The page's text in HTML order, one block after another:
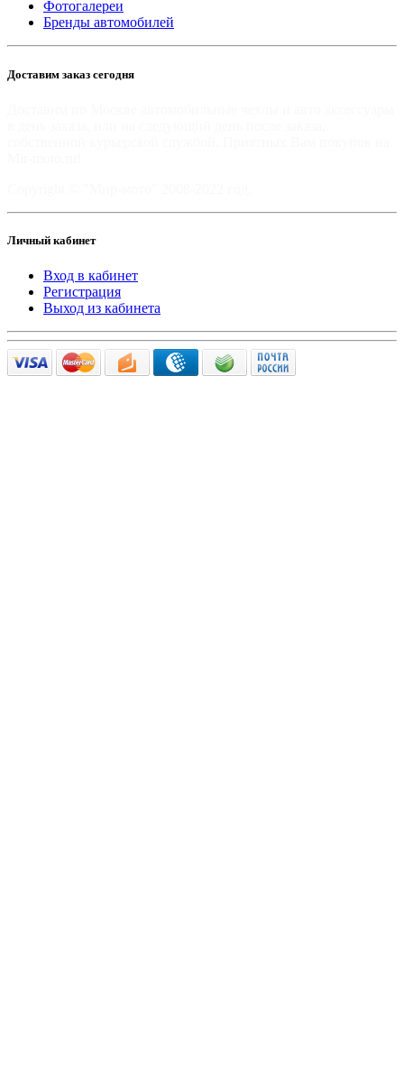
Фотогалереи
Бренды автомобилей
Доставим заказ сегодня
Личный кабинет
Вход в кабинет
Регистрация
Выход из кабинета